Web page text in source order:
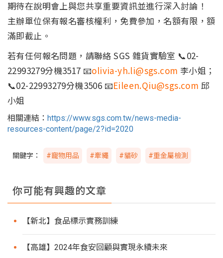
期待在說明會上與您共享重要資訊並進行深入討論！
主辦單位保有報名審核權利，免費參加，名額有限，額
滿即截止。
若有任何報名問題，請聯絡 SGS 雜貨實驗室 📞02-
22993279分機3517 📧olivia-yh.li@sgs.com 李小姐；
📞02-22993279分機3506 📧Eileen.Qiu@sgs.com 邱
小姐
相關連結： https://www.sgs.com.tw/news-media-
resources-content/page/2?id=2020
關鍵字： #寵物用品 #牽繩 #貓砂 #重金屬檢測
你可能有興趣的文章
【新北】食品標示實務訓練
【高雄】2024年食安回顧與實現永續未來